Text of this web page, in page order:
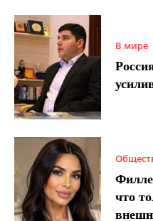
В мире
что